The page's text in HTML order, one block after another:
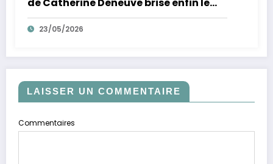
mythe de la Croisette
23/05/2026
LAISSER UN COMMENTAIRE
Commentaires